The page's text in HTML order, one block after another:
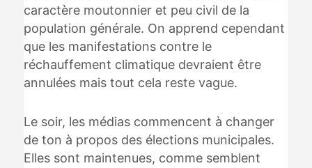
caractère moutonnier et peu civil de la
population générale. On apprend cependant
que les manifestations contre le
réchauffement climatique devraient être
annulées mais tout cela reste vague.
Le soir, les médias commencent à changer
de ton à propos des élections municipales.
Elles sont maintenues, comme semblent